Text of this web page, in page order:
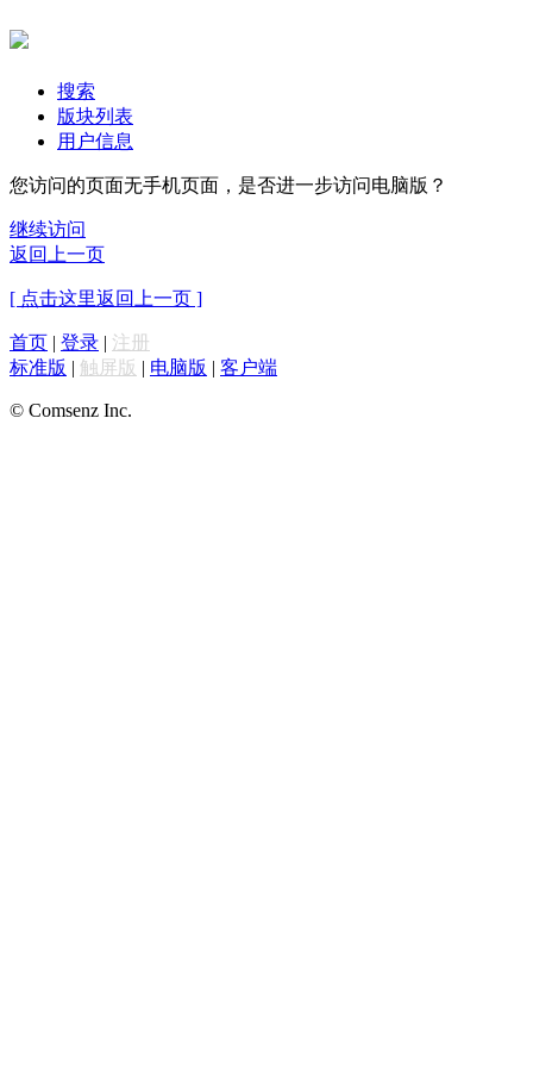
搜索
版块列表
用户信息
您访问的页面无手机页面，是否进一步访问电脑版？
继续访问
返回上一页
[ 点击这里返回上一页 ]
首页 | 登录 | 注册
标准版 | 触屏版 | 电脑版 | 客户端
© Comsenz Inc.